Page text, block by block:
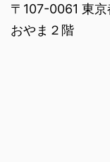
〒107-0061 東
おやま２階